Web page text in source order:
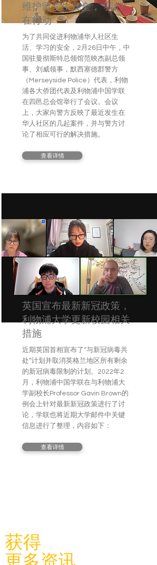
为了共同促进利物浦华人社区生
活、学习的安全，2月26日中午，中
国驻曼彻斯特总领馆范映杰副总领
事、刘威领事，默西塞德郡警方
（Merseyside Police）代表，利物
浦各大侨团代表及利物浦中国学联
在四邑总会馆举行了会议。会议
上，大家向警方反映了最近发生在
华人社区的几起案件，并与警方讨
论了相应可行的解决措施。
查看详情
维护留学生安全，“我们”
在行动
近期英国首相宣布了“与新冠病毒共
处”计划并取消英格兰地区所有剩余
的新冠病毒限制的计划。2022年2
月，利物浦中国学联在与利物浦大
学副校长Professor Gavin Brown的
例会上针对最新新冠政策进行了讨
论，学联也将近期大学邮件中关键
信息进行了整理，内容如下：
查看详情
英国宣布最新新冠政策，
利物浦大学更新校园相关
措施
获得
更多资讯